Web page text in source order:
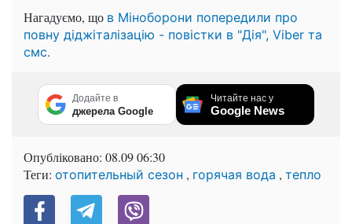
Нагадуємо, що в Міноборони попередили про
повну діджіталізацію - повістки в "Дія", Viber та
смс.
Додайте в
джерела Google
Читайте нас у
Google News
Опубліковано: 08.09 06:30
Теги: отопительный сезон , горячая вода , тепло